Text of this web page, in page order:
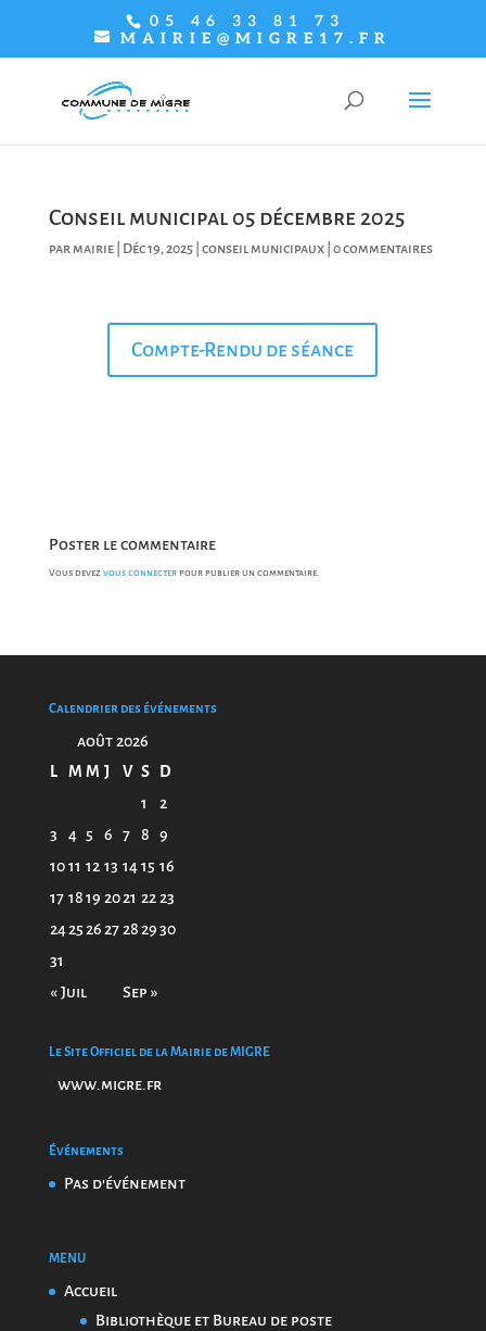
05 46 33 81 73
MAIRIE@MIGRE17.FR
Conseil municipal 05 décembre 2025
parmairie| Déc 19, 2025| conseil municipaux| 0 commentaires
Compte-Rendu de séance
Poster le commentaire
Vous devez vous connecterpour publier un commentaire.
Calendrier des événements
août 2026
L
M M J V S
D
1
2
3
4 5 6 7 8
9
10 11 12 13 14 15 16
17 1819 20 21 22 23
24 25 26 27 28 2930
31
« Juil
Sep »
Le Site Officiel de la Mairie de MIGRE
www.migre.fr
Événements
Pas d'événement
MENU
Accueil
Bibliothèque et Bureau de poste